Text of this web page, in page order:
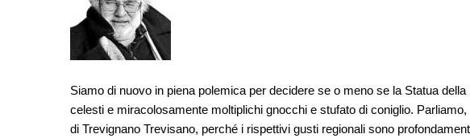
Siamo di nuovo in piena polemica per decidere se o meno se la Statua
celesti e miracolosamente moltiplichi gnocchi e stufato di coniglio.
di Trevignano Trevisano, perché i rispettivi gusti regionali sono